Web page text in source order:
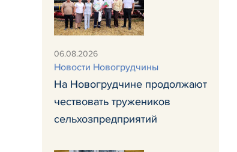
06.08.2026
Новости Новогрудчины
На Новогрудчине продолжают
чествовать тружеников
сельхозпредприятий